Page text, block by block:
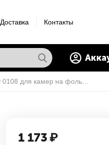
Доставка Контакты
Набор заплат 500 0108 для камер на фольге №5 REMA TIP-TOP
1 173 ₽